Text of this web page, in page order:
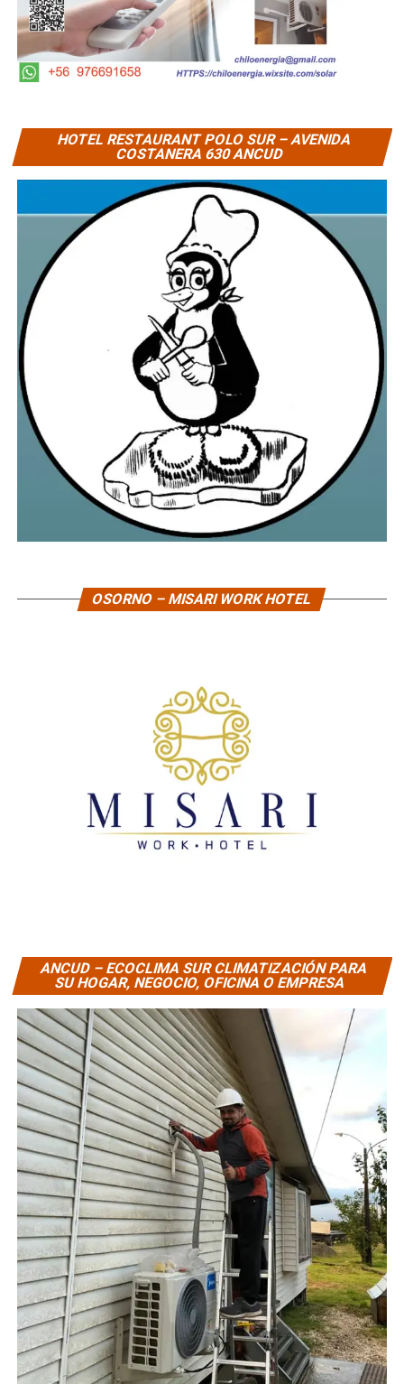
HOTEL RESTAURANT POLO SUR – AVENIDA
COSTANERA 630 ANCUD
OSORNO – MISARI WORK HOTEL
ANCUD – ECOCLIMA SUR CLIMATIZACIÓN PARA
SU HOGAR, NEGOCIO, OFICINA O EMPRESA